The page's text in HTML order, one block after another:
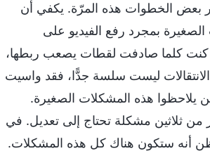
بعض الخطوات هذه المرّة. يكفي أن
بمجرد رفع الفيديو على
كنت كلما صادفت لقطات يصعب ربطها،
ليست سلسة جدًّا، فقد واسيت
يلاحظوا هذه المشكلات الصغيرة.
من ثلاثين مشكلة تحتاج إلى تعديل. في
أظن أنه ستكون هناك كل هذه المشكلات.